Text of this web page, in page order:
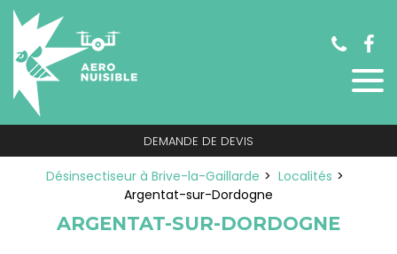
DEMANDE DE DEVIS
Désinsectiseur à Brive-la-Gaillarde
Localités
Argentat-sur-Dordogne
ARGENTAT-SUR-DORDOGNE
Panneau de gestion des cookies